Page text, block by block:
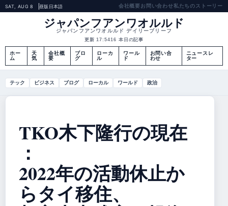
SAT, AUG 8 昼版 日本語 会社概要お問い合わせ私たちのストーリー
ジャパンフアンワオルルド
ジャパンフアンワオルルド デイリーブリーフ
更新 17:5416 本日の記事
ホー
ム
天
気
会社概
要
ブロ
グ
ローカ
ル
ワール
ド
お問い合
わせ
ニュースレ
ター
テック ビジネス ブログ ローカル ワールド 政治
TKO木下隆行の現在
：
2022年の活動休止か
らタイ移住、